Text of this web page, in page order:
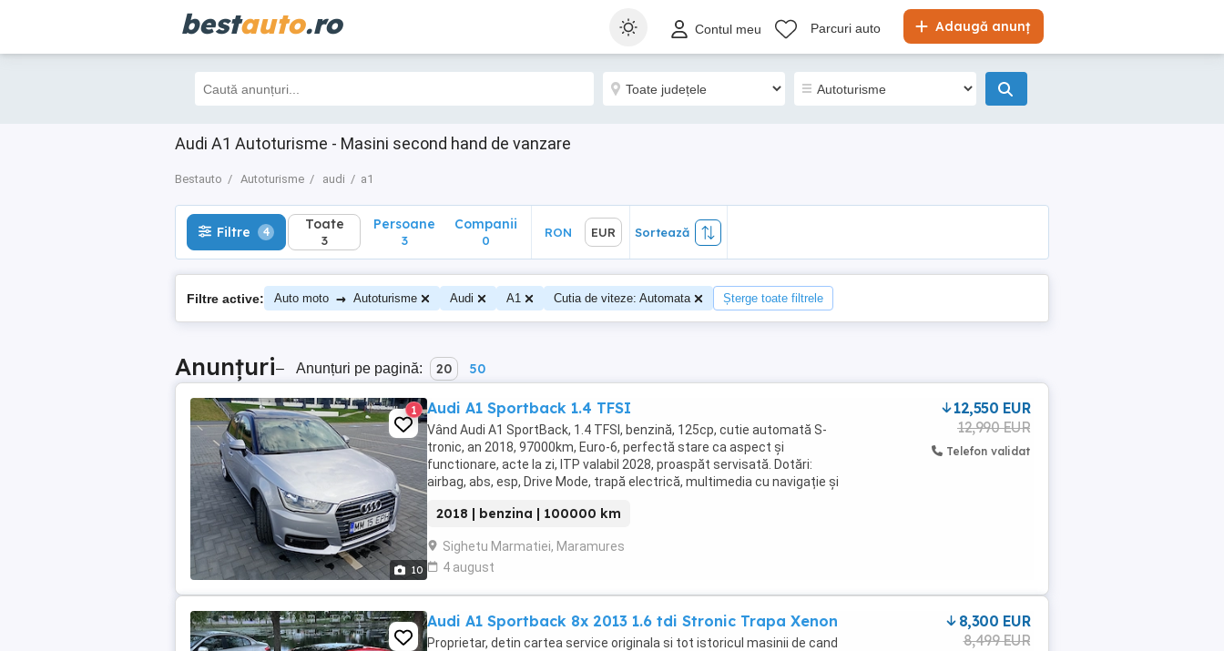
bestauto.ro Adaugă anunț
Contul meu Parcuri auto
Audi A1 Autoturisme - Masini second hand de vanzare
Bestauto Autoturisme audi a1
Filtre 4 Toate
3
Sortează
Filtre 4 Toate
3
Persoane
3
Companii
0
RON EUR Sortează
Filtre active: Auto moto → Autoturisme Audi A1 Cutia de viteze: Automata Șterge toate filtrele
Anunțuri– Anunțuri pe pagină: 20 50
10
1 Audi A1 Sportback 1.4 TFSI
Vând Audi A1 SportBack, 1.4 TFSI, benzină, 125cp, cutie automată S-
tronic, an 2018, 97000km, Euro-6, perfectă stare ca aspect și
functionare, acte la zi, ITP valabil 2028, proaspăt servisată. Dotări:
airbag, abs, esp, Drive Mode, trapă electrică, multimedia cu navigație și
2018 | benzina | 100000 km
Sighetu Marmatiei, Maramures
4 august
12,550 EUR
12,990 EUR
Telefon validat
Audi A1 Sportback 8x 2013 1.6 tdi Stronic Trapa Xenon
Proprietar, detin cartea service originala si tot istoricul masinii de cand
8,300 EUR
8,499 EUR